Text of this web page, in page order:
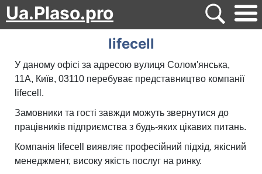
Ua.Plaso.pro
lifecell
У даному офісі за адресою вулиця Солом'янська,
11A, Київ, 03110 перебуває представництво компанії
lifecell.
Замовники та гості завжди можуть звернутися до
працівників підприємства з будь-яких цікавих питань.
Компанія lifecell виявляє професійний підхід, якісний
менеджмент, високу якість послуг на ринку.